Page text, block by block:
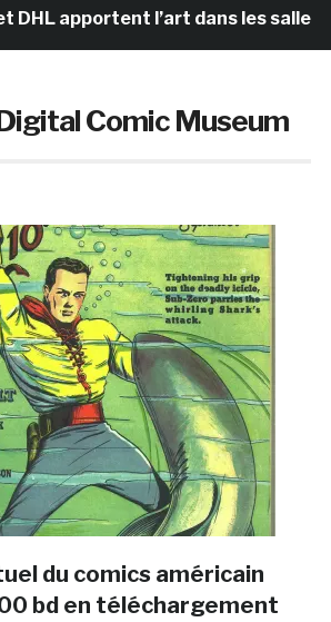
apportent l’art dans les salles de
Comic Museum
du comics américain
bd en téléchargement